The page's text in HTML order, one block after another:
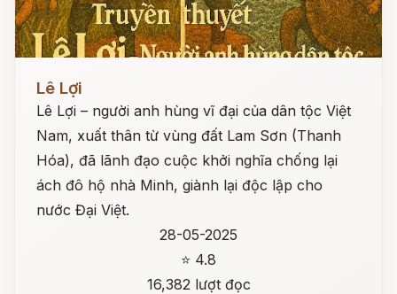
Lê Lợi
Lê Lợi – người anh hùng vĩ đại của dân tộc Việt
Nam, xuất thân từ vùng đất Lam Sơn (Thanh
Hóa), đã lãnh đạo cuộc khởi nghĩa chống lại
ách đô hộ nhà Minh, giành lại độc lập cho
nước Đại Việt.
28-05-2025
⭐ 4.8
16,382 lượt đọc